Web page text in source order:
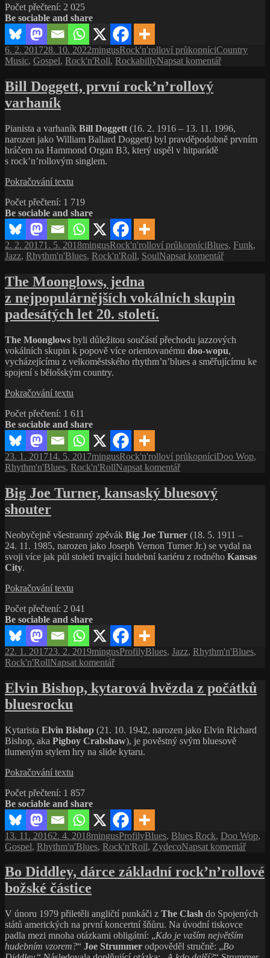
Lewis,
první
bílý
rock’n’rollový
divoch
Počet přečtení: 2 025
Be sociable and share
Publikováno:
6. 2. 201728. 10. 2022Autor:
mingusRubriky:
Rock'n'rolloví průkopníciŠtítky:
Country
Music, Gospel, Rock'n'Roll, RockabillyNapsat komentářpro
Lewis,
první
bílý
Bill Doggett, první rock’n’rollový
varhaník
Pianista a varhaník Bill Doggett (16. 2. 1916 – 13. 11. 1996,
narozen jako William Ballard Doggett) byl pravděpodobně prvním
hráčem na Hammond Organ B3, který uspěl v hitparádě
s rock’n’rollovým singlem.
Pokračování textu
první
rock’n’rollový
varhaník
Počet přečtení: 1 719
Be sociable and share
Publikováno:
2. 2. 20171. 5. 2018Autor:
mingusRubriky:
Rock'n'rolloví průkopníciŠtítky:
Blues, Funk,
Jazz, Rhythm'n'Blues, Rock'n'Roll, SoulNapsat komentářpro
Bill
varhaník
The Moonglows, jedna
z nejpopulárnějších vokálních skupin
padesátých let 20. století.
The Moonglows byli důležitou součástí přechodu jazzových
vokálních skupin k popově více orientovanému doo-wopu,
vycházejícímu z velkoměstského rhythm’n’blues a směřujícímu ke
spojení s bělošským country.
Pokračování textu
jedna
z nejpopulárnějších
vokálních
skupin
padesátých
let
Počet přečtení: 1 611
Be sociable and share
Publikováno:
23. 1. 201714. 5. 2017Autor:
mingusRubriky:
Rock'n'rolloví průkopníciŠtítky:
Doo Wop,
Rhythm'n'Blues, Rock'n'RollNapsat komentářpro
názvem
jedna
z nejpopulárnějších
vokálních
Big Joe Turner, kansaský bluesový
shouter
Neobyčejně všestranný zpěvák Big Joe Turner (18. 5. 1911 –
24. 11. 1985, narozen jako Joseph Vernon Turner Jr.) se vydal na
svoji více jak půl století trvající hudební kariéru z rodného Kansas
City.
Pokračování textu
Turner,
kansaský
bluesový
shouter
Počet přečtení: 2 041
Be sociable and share
Publikováno:
22. 1. 201723. 2. 2019Autor:
mingusRubriky:
ProfilyŠtítky:
Blues, Jazz, Rhythm'n'Blues,
Rock'n'RollNapsat komentářpro
názvem
Turner,
kansaský
bluesový
shouter
Elvin Bishop, kytarová hvězda z počátků
bluesrocku
Kytarista Elvin Bishop (21. 10. 1942, narozen jako Elvin Richard
Bishop, aka Pigboy Crabshaw), je pověstný svým bluesově
tlumeným stylem hry na slide kytaru.
Pokračování textu
kytarová
hvězda
z počátků
bluesrocku
Počet přečtení: 1 857
Be sociable and share
Publikováno:
13. 11. 20162. 4. 2018Autor:
mingusRubriky:
ProfilyŠtítky:
Blues, Blues Rock, Doo Wop,
Gospel, Rhythm'n'Blues, Rock'n'Roll, ZydecoNapsat komentářpro
s
Bo Diddley, dárce základní rock’n’rollové
božské částice
V únoru 1979 přiletěli angličtí punkáči z The Clash do Spojených
států amerických na první koncertní šňůru. Na úvodní tiskovce
padla mezi mnoha otázkami obligátní: „Kdo je vaším největším
hudebním vzorem?“ Joe Strummer odpověděl stručně: „Bo